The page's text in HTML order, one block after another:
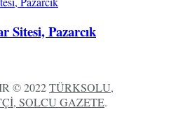
Sitesi, Pazarcık
© 2022TÜRKSOLU,
SOLCU GAZETE.